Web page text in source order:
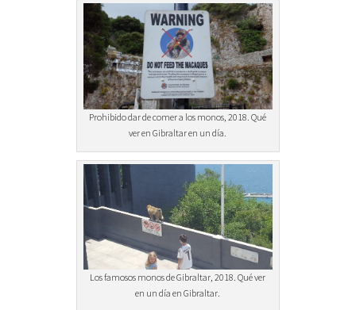
Prohibido dar de comer a los monos, 2018. Qué
ver en Gibraltar en un día.
Los famosos monos de Gibraltar, 2018. Qué ver
en un día en Gibraltar.